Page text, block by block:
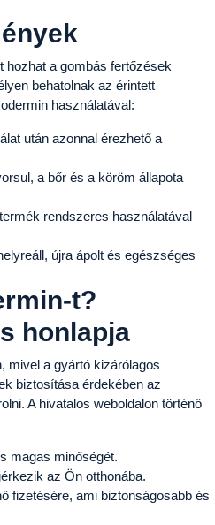
a gombás fertőzések
behatolnak az érintett
használatával:
után azonnal érezhető a
a bőr és a köröm állapota
rendszeres használatával
újra ápolt és egészséges
t?
honlapja
mivel a gyártó kizárólagos
biztosítása érdekében az
A hivatalos weboldalon történő
magas minőségét.
az Ön otthonába.
fizetésére, ami biztonságosabb és